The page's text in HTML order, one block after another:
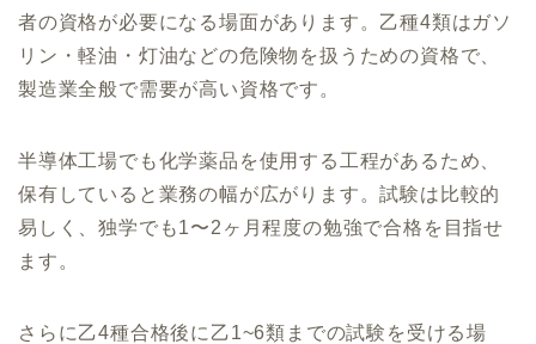
者の資格が必要になる場面があります。乙種4類はガソ
リン・軽油・灯油などの危険物を扱うための資格で、
製造業全般で需要が高い資格です。
半導体工場でも化学薬品を使用する工程があるため、
保有していると業務の幅が広がります。試験は比較的
易しく、独学でも1〜2ヶ月程度の勉強で合格を目指せ
ます。
さらに乙4種合格後に乙1~6類までの試験を受ける場